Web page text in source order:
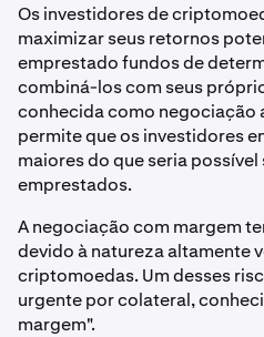
Os investidores de
maximizar seus retornos
emprestado fundos de
combiná-los com seus
conhecida como negociação
permite que os investidores
maiores do que seria
emprestados.
A negociação com margem
devido à natureza altamente
criptomoedas. Um desses
urgente por colateral,
margem".